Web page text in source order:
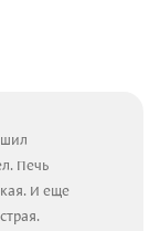
Печь
И еще